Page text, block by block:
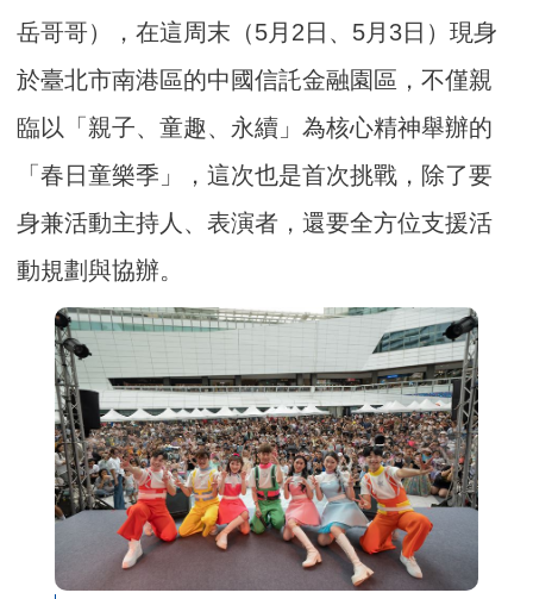
岳哥哥），在這周末（5月2日、5月3日）現身
於臺北市南港區的中國信託金融園區，不僅親
臨以「親子、童趣、永續」為核心精神舉辦的
「春日童樂季」，這次也是首次挑戰，除了要
身兼活動主持人、表演者，還要全方位支援活
動規劃與協辦。